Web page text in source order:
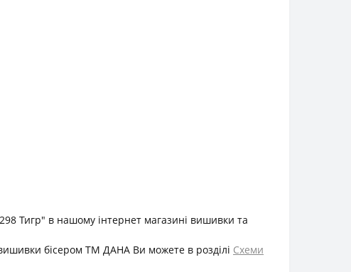
Тигр" в нашому інтернет магазині вишивки та
бісером ТМ ДАНА Ви можете в розділі Схеми